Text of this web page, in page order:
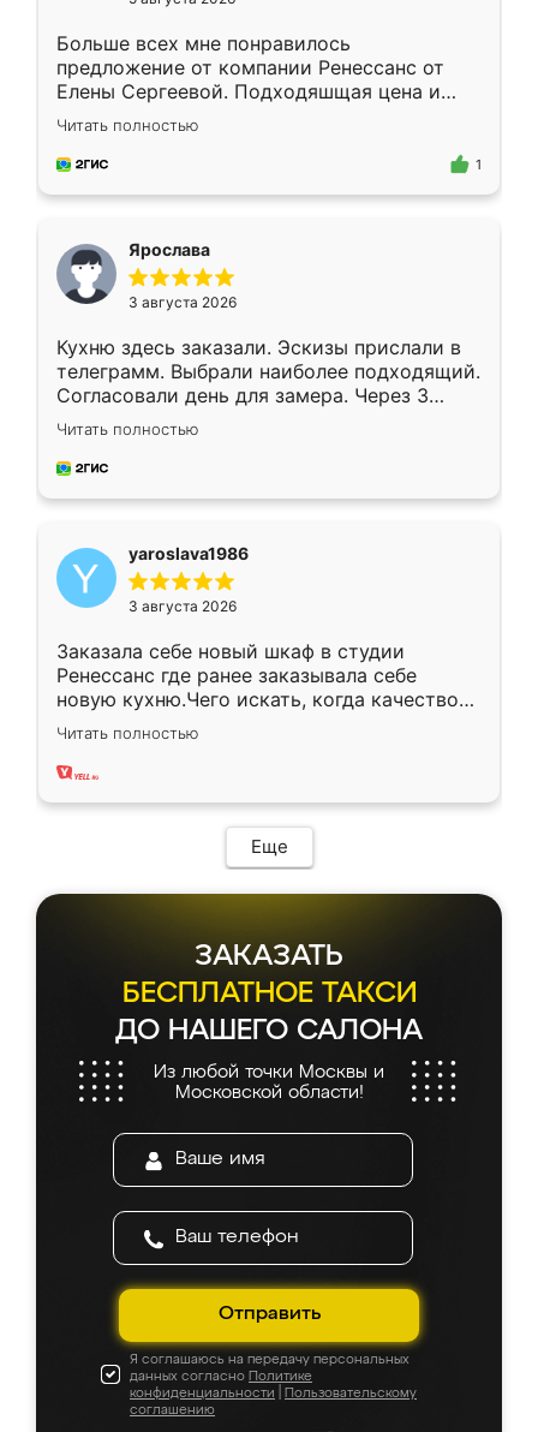
Больше всех мне понравилось
предложение от компании Ренессанс от
Елены Сергеевой. Подходяшщая цена и
короткие сроки изготовления. Приехавший
для замера сотрудник Владислав
предложил по моему эскизу самый
Читать полностью
1
Ярослава
3 августа 2026
Кухню здесь заказали. Эскизы прислали в
телеграмм. Выбрали наиболее подходящий.
Согласовали день для замера. Через 3
недели кухня была уже готова. Остались
довольны работой. Спасибо Ренессанс
мебель за качественную работу!
Читать полностью
yaroslava1986
3 августа 2026
Заказала себе новый шкаф в студии
Ренессанс где ранее заказывала себе
новую кухню.Чего искать, когда качеством
вполне довольна. Служит кухня уже почти
два года, нареканий нет.
Читать полностью
Еще
ЗАКАЗАТЬ
БЕСПЛАТНОЕ ТАКСИ
ДО НАШЕГО САЛОНА
Из любой точки Москвы и
Московской области!
Отправить
Я соглашаюсь на передачу персональных
данных согласно Политике
конфиденциальности
Пользовательскому
соглашению